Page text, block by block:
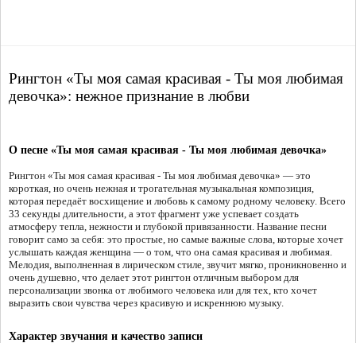
Рингтон «Ты моя самая красивая - Ты моя любимая
девочка»: нежное признание в любви
О песне «Ты моя самая красивая - Ты моя любимая девочка»
Рингтон «Ты моя самая красивая - Ты моя любимая девочка» — это
короткая, но очень нежная и трогательная музыкальная композиция,
которая передаёт восхищение и любовь к самому родному человеку. Всего
33 секунды длительности, а этот фрагмент уже успевает создать
атмосферу тепла, нежности и глубокой привязанности. Название песни
говорит само за себя: это простые, но самые важные слова, которые хочет
услышать каждая женщина — о том, что она самая красивая и любимая.
Мелодия, выполненная в лирическом стиле, звучит мягко, проникновенно и
очень душевно, что делает этот рингтон отличным выбором для
персонализации звонка от любимого человека или для тех, кто хочет
выразить свои чувства через красивую и искреннюю музыку.
Характер звучания и качество записи